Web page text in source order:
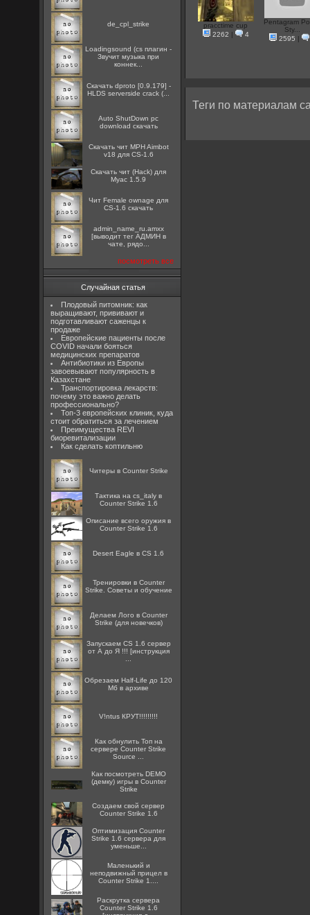
de_cpl_strike
Loadingsound (cs плагин -
Звучит музыка при
коннек...
Скачать dproto [0.9.179] -
HLDS serverside crack (...
Auto ShutDown pc
download скачать
Скачать чит MPH Aimbot
v18 для CS-1.6
Скачать чит (Hack) для
Myac 1.5.9
Чит Female ownage для
CS-1.6 скачать
admin_name_ru.amxx
[выводит тег АДМИН в
чате, рядо...
посмотреть все
Случайная статья
Плодовый питомник: как
выращивают, прививают и
подготавливают саженцы к
продаже
Европейские пациенты после
COVID начали бояться
медицинских препаратов
Антибиотики из Европы
завоевывают популярность в
Казахстане
Транспортировка лекарств:
почему это важно делать
профессионально?
Топ-3 европейских клиник, куда
стоит обратиться за лечением
Преимущества REVI
биоревитализации
Как сделать коптильню
Читеры в Counter Strike
Тактика на cs_italy в
Counter Strike 1.6
Описание всего оружия в
Counter Strike 1.6
Desert Eagle в CS 1.6
Тренировки в Counter
Strike. Советы и обучение
Делаем Лого в Counter
Strike (для новечков)
Запускаем CS 1.6 сервер
от А до Я !!! [инструкция
Обрезаем Half-Life до 120
Мб в архиве
V!ntus КРУТ!!!!!!!!!
Как обнулить Топ на
сервере Counter Strike
Source ...
Как посмотреть DEMO
(демку) игры в Counter
Strike
Создаем свой сервер
Counter Strike 1.6
Оптимизация Counter
Strike 1.6 сервера для
уменьше...
Маленький и
неподвижный прицел в
Counter Strike 1....
Раскрутка сервера
Counter Strike 1.6
pracctime cup
2262 | 4
Pentagram
Sty...
2595 |
Теги по материалам